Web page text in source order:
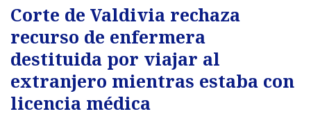
Corte de Valdivia rechaza
recurso de enfermera
destituida por viajar al
extranjero mientras estaba con
licencia médica